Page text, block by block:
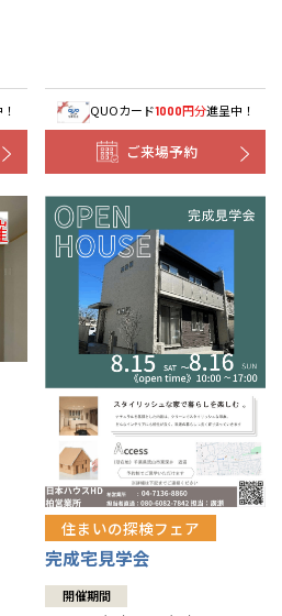
QUOカード1000円分進呈中！
ご来場予約
住まいの探検フェア
完成宅見学会
開催期間